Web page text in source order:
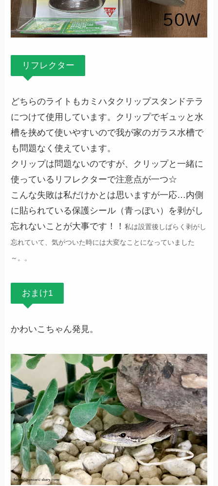
リフレクター
どちらのライトもカミハタクリップスタンドテラ
につけて使用しています。クリップでギュッと水
槽を挟めて使いやすいので我が家のガラス水槽で
も問題なく使えています。
クリップは問題ないのですが、クリップと一緒に
使っているリフレクターで注意点が一つ☆
こんな失敗は私だけかとは思いますが一応…内側
に貼られている保護シール（青っぽい）を剥がし
忘れないことが大事です！！私は設置後 しばらく剥がし
忘れていて、気がついた時には大変なことになっていました
～。。
おまけ1
かわいこちゃん発見。